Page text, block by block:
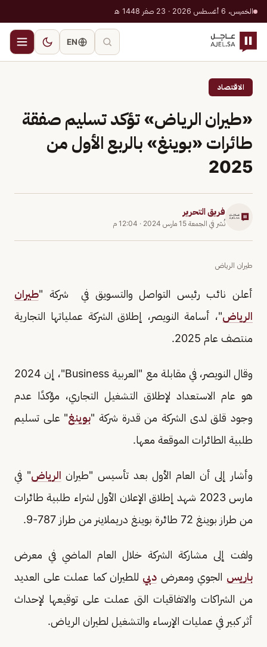
الخميس، 6 أغسطس 2026 · 23 صفر 1448 هـ
EN
الاقتصاد
«طيران الرياض» تؤكد تسليم صفقة
طائرات «بوينغ» بالربع الأول من
2025
فريق التحرير
نُشر في الجمعة 15 مارس 2024 · 12:04 م
طيران الرياض
أعلن نائب رئيس التواصل والتسويق في شركة "طيران
الرياض"، أسامة النويصر، إطلاق الشركة عملياتها التجارية
منتصف عام 2025.
وقال النويصر، في مقابلة مع "العربية Business"، إن 2024
هو عام الاستعداد لإطلاق التشغيل التجاري، مؤكدًا عدم
وجود قلق لدى الشركة من قدرة شركة "بوينغ" على تسليم
طلبية الطائرات الموقعة معها.
وأشار إلى أن العام الأول بعد تأسيس "طيران الرياض" في
مارس 2023 شهد إطلاق الإعلان الأول لشراء طلبية طائرات
من طراز بوينغ 72 طائرة بوينغ دريملاينر من طراز 787-9.
ولفت إلى مشاركة الشركة خلال العام الماضي في معرض
باريس الجوي ومعرض دبي للطيران كما عملت على العديد
من الشراكات والاتفاقيات التى عملت على توقيعها لإحداث
أثر كبير في عمليات الإرساء والتشغيل لطيران الرياض.